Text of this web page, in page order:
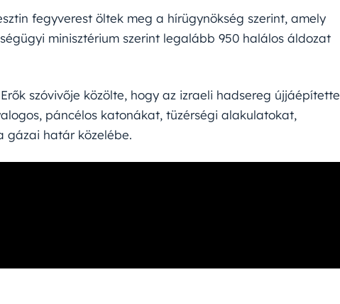
fegyverest öltek meg a hírügynökség szerint, amely
minisztérium szerint legalább 950 halálos áldozat
szóvivője közölte, hogy az izraeli hadsereg újjáépítette
páncélos katonákat, tüzérségi alakulatokat,
gázai határ közelébe.